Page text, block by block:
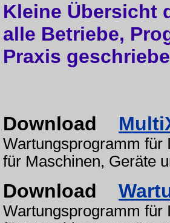
Kleine Übersicht
alle Betriebe,
Praxis
Download
Wartungsprogramm für
für Maschinen, Geräte
Download
Wartungsprogramm für